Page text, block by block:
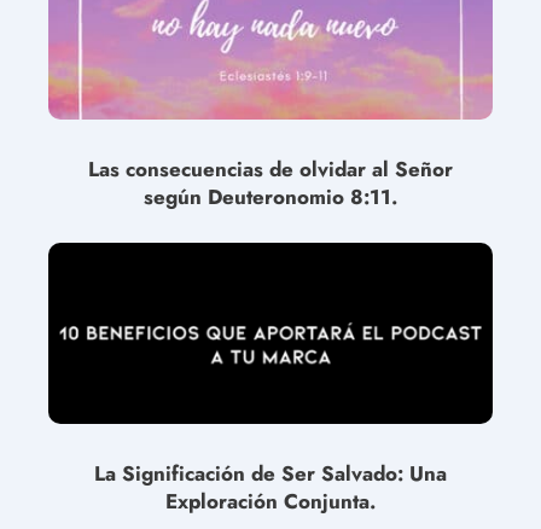
Las consecuencias de olvidar al Señor
según Deuteronomio 8:11.
La Significación de Ser Salvado: Una
Exploración Conjunta.